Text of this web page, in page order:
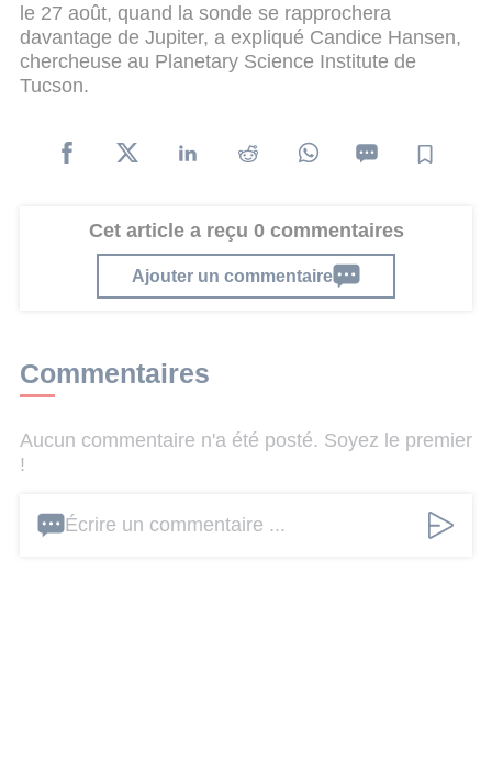
le 27 août, quand la sonde se rapprochera
davantage de Jupiter, a expliqué Candice Hansen,
chercheuse au Planetary Science Institute de
Tucson.
Cet article a reçu 0 commentaires
Ajouter un commentaire
Commentaires
Aucun commentaire n'a été posté. Soyez le premier
!
Écrire un commentaire ...